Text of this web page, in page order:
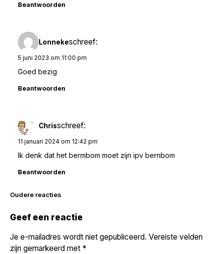
Beantwoorden
Lonnekeschreef:
5 juni 2023 om 11:00 pm
Goed bezig
Beantwoorden
Chrisschreef:
11 januari 2024 om 12:42 pm
Ik denk dat het bermbom moet zijn ipv bernbom
Beantwoorden
Reacties
Oudere reacties
Geef een reactie
Je e-mailadres wordt niet gepubliceerd. Vereiste velden
zijn gemarkeerd met *